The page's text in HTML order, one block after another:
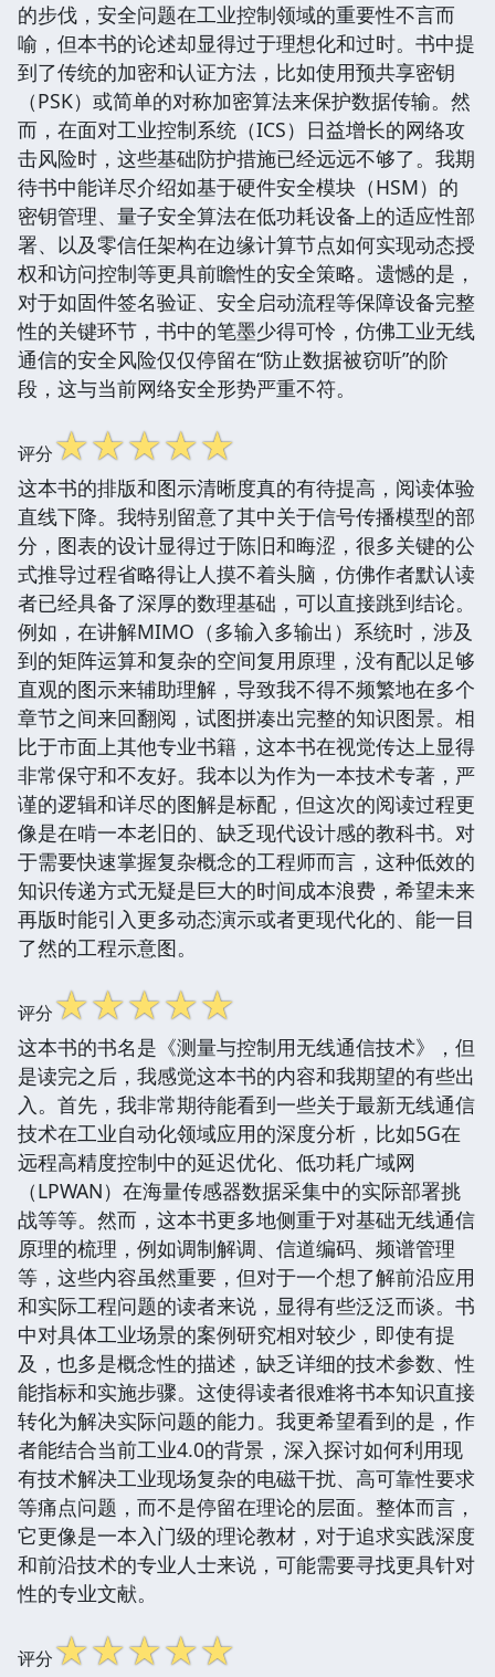
的步伐，安全问题在工业控制领域的重要性不言而
喻，但本书的论述却显得过于理想化和过时。书中提
到了传统的加密和认证方法，比如使用预共享密钥
（PSK）或简单的对称加密算法来保护数据传输。然
而，在面对工业控制系统（ICS）日益增长的网络攻
击风险时，这些基础防护措施已经远远不够了。我期
待书中能详尽介绍如基于硬件安全模块（HSM）的
密钥管理、量子安全算法在低功耗设备上的适应性部
署、以及零信任架构在边缘计算节点如何实现动态授
权和访问控制等更具前瞻性的安全策略。遗憾的是，
对于如固件签名验证、安全启动流程等保障设备完整
性的关键环节，书中的笔墨少得可怜，仿佛工业无线
通信的安全风险仅仅停留在“防止数据被窃听”的阶
段，这与当前网络安全形势严重不符。
评分☆☆☆☆☆
这本书的排版和图示清晰度真的有待提高，阅读体验
直线下降。我特别留意了其中关于信号传播模型的部
分，图表的设计显得过于陈旧和晦涩，很多关键的公
式推导过程省略得让人摸不着头脑，仿佛作者默认读
者已经具备了深厚的数理基础，可以直接跳到结论。
例如，在讲解MIMO（多输入多输出）系统时，涉及
到的矩阵运算和复杂的空间复用原理，没有配以足够
直观的图示来辅助理解，导致我不得不频繁地在多个
章节之间来回翻阅，试图拼凑出完整的知识图景。相
比于市面上其他专业书籍，这本书在视觉传达上显得
非常保守和不友好。我本以为作为一本技术专著，严
谨的逻辑和详尽的图解是标配，但这次的阅读过程更
像是在啃一本老旧的、缺乏现代设计感的教科书。对
于需要快速掌握复杂概念的工程师而言，这种低效的
知识传递方式无疑是巨大的时间成本浪费，希望未来
再版时能引入更多动态演示或者更现代化的、能一目
了然的工程示意图。
评分☆☆☆☆☆
这本书的书名是《测量与控制用无线通信技术》，但
是读完之后，我感觉这本书的内容和我期望的有些出
入。首先，我非常期待能看到一些关于最新无线通信
技术在工业自动化领域应用的深度分析，比如5G在
远程高精度控制中的延迟优化、低功耗广域网
（LPWAN）在海量传感器数据采集中的实际部署挑
战等等。然而，这本书更多地侧重于对基础无线通信
原理的梳理，例如调制解调、信道编码、频谱管理
等，这些内容虽然重要，但对于一个想了解前沿应用
和实际工程问题的读者来说，显得有些泛泛而谈。书
中对具体工业场景的案例研究相对较少，即使有提
及，也多是概念性的描述，缺乏详细的技术参数、性
能指标和实施步骤。这使得读者很难将书本知识直接
转化为解决实际问题的能力。我更希望看到的是，作
者能结合当前工业4.0的背景，深入探讨如何利用现
有技术解决工业现场复杂的电磁干扰、高可靠性要求
等痛点问题，而不是停留在理论的层面。整体而言，
它更像是一本入门级的理论教材，对于追求实践深度
和前沿技术的专业人士来说，可能需要寻找更具针对
性的专业文献。
评分☆☆☆☆☆